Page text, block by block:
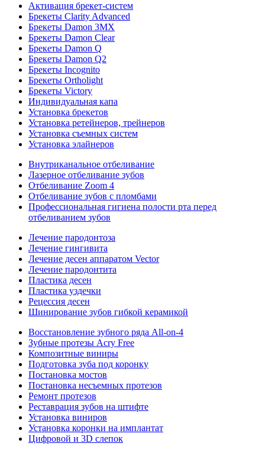
Активация брекет-систем
Брекеты Clarity Advanced
Брекеты Damon 3MX
Брекеты Damon Clear
Брекеты Damon Q
Брекеты Damon Q2
Брекеты Incognito
Брекеты Ortholight
Брекеты Victory
Индивидуальная капа
Установка брекетов
Установка ретейнеров, трейнеров
Установка съемных систем
Установка элайнеров
Внутриканальное отбеливание
Лазерное отбеливание зубов
Отбеливание Zoom 4
Отбеливание зубов с пломбами
Профессиональная гигиена полости рта перед
отбеливанием зубов
Лечение пародонтоза
Лечение гингивита
Лечение десен аппаратом Vector
Лечение пародонтита
Пластика десен
Пластика уздечки
Рецессия десен
Шинирование зубов гибкой керамикой
Восстановление зубного ряда All‑on‑4
Зубные протезы Acry Free
Композитные виниры
Подготовка зуба под коронку
Постановка мостов
Постановка несъемных протезов
Ремонт протезов
Реставрация зубов на штифте
Установка виниров
Установка коронки на имплантат
Цифровой и 3D слепок